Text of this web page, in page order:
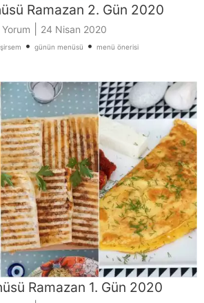
Ramazan 2. Gün 2020
24 Nisan 2020
• günün menüsü • menü önerisi
Ramazan 1. Gün 2020